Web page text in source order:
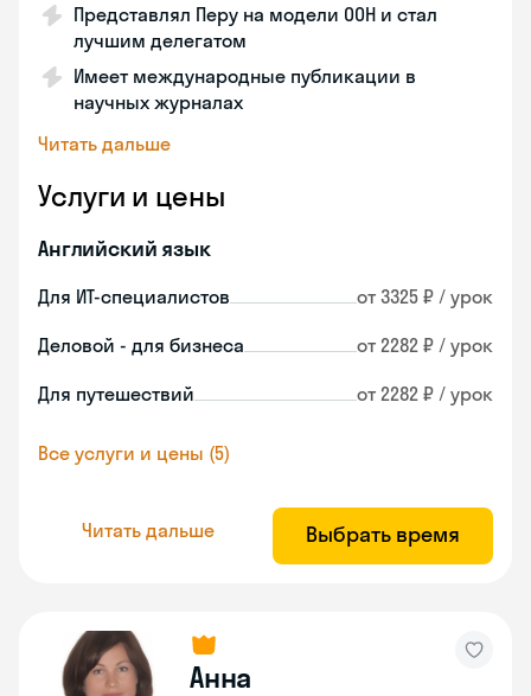
Представлял Перу на модели ООН и стал
лучшим делегатом
Имеет международные публикации в
научных журналах
Читать дальше
Услуги и цены
Английский язык
Для ИТ-специалистов от 3325 ₽ / урок
Деловой - для бизнеса от 2282 ₽ / урок
Для путешествий от 2282 ₽ / урок
Все услуги и цены (5)
Читать дальше Выбрать время
Анна